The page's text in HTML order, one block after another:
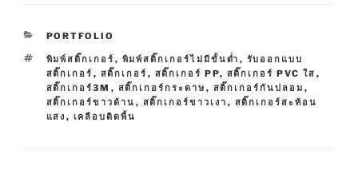
C
T
E
G
O
R
PORTFOLIO
T
A
G
S
พิมพ์สติ๊กเกอร์ , พิมพ์สติ๊กเกอร์ไม่มีขั้นต่ำ , รับออกแบบ
สติ๊กเกอร์ , สติ๊กเกอร์ , สติ๊กเกอร์ PP, สติ๊กเกอร์ PVC ใส ,
สติ๊กเกอร์3M , สติ๊กเกอร์กระดาษ, สติ๊กเกอร์กันปลอม ,
สติ๊กเกอร์ขาวด้าน , สติ๊กเกอร์ขาวเงา , สติ๊กเกอร์สะท้อน
แสง , เคลือบติดพื้น